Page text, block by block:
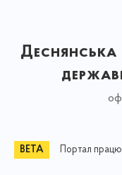
Деснянська
Портал